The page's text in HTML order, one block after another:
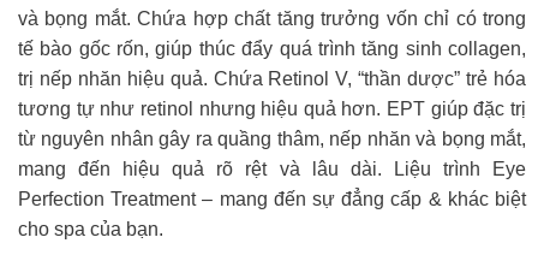
và bọng mắt. Chứa hợp chất tăng trưởng vốn chỉ có trong
tế bào gốc rốn, giúp thúc đẩy quá trình tăng sinh collagen,
trị nếp nhăn hiệu quả. Chứa Retinol V, “thần dược” trẻ hóa
tương tự như retinol nhưng hiệu quả hơn. EPT giúp đặc trị
từ nguyên nhân gây ra quầng thâm, nếp nhăn và bọng mắt,
mang đến hiệu quả rõ rệt và lâu dài. Liệu trình Eye
Perfection Treatment – mang đến sự đẳng cấp & khác biệt
cho spa của bạn.